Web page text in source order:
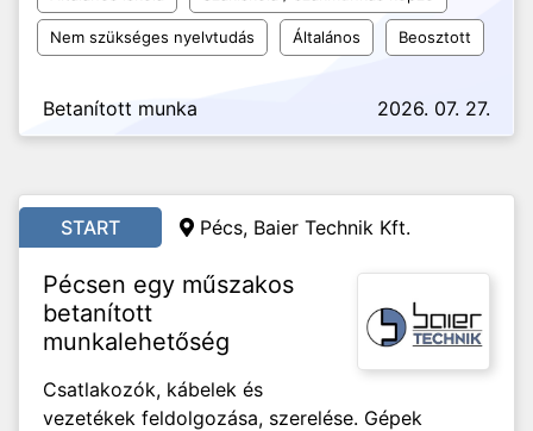
Nem szükséges nyelvtudás Általános Beosztott
Betanított munka 2026. 07. 27.
START Pécs, Baier Technik Kft.
Pécsen egy műszakos
betanított
munkalehetőség
Csatlakozók, kábelek és
vezetékek feldolgozása, szerelése. Gépek